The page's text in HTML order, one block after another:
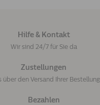
Hilfe & Kontakt
Wir sind 24/7 für Sie da
Zustellungen
über den Versand Ihrer Bestellung
Bezahlen